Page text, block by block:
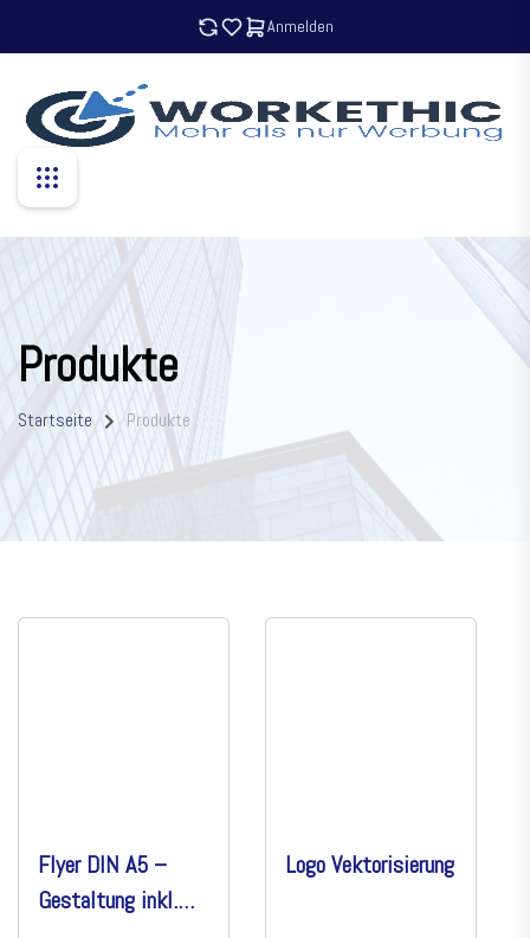
Anmelden
Produkte
Startseite Produkte
Flyer DIN A5 –
Gestaltung inkl.
Logo Vektorisierung